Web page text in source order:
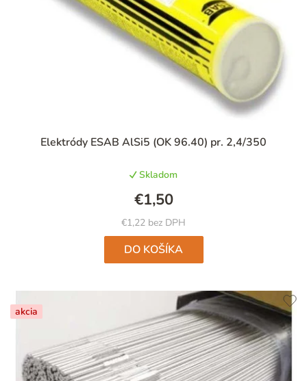
Elektródy ESAB AlSi5 (OK 96.40) pr. 2,4/350
Skladom
€1,22 bez DPH
€1,50
DO KOŠÍKA
akcia